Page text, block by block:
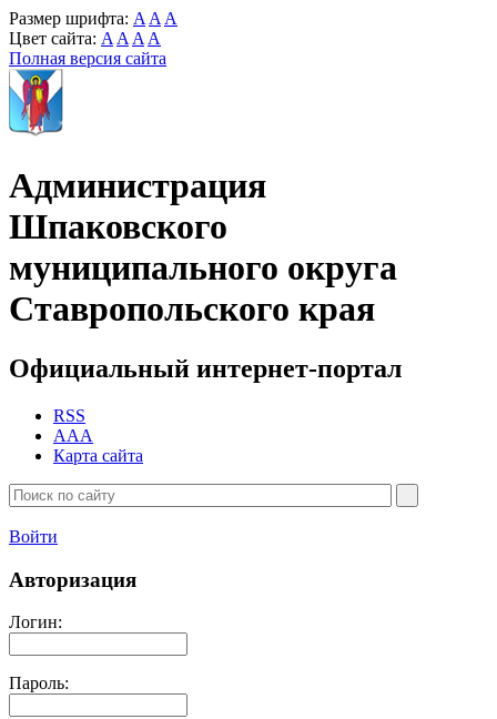
Размер шрифта: A A A
Цвет сайта: A A A A
Полная версия сайта
Администрация
Шпаковского
муниципального округа
Ставропольского края
Официальный интернет-портал
RSS
AAA
Карта сайта
Войти
Авторизация
Логин:
Пароль: